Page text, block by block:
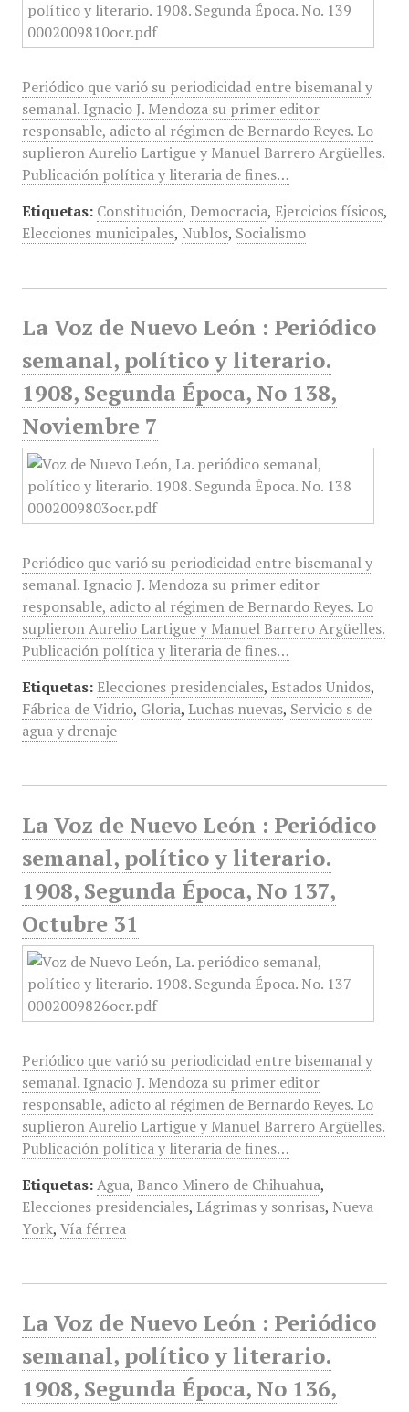
Periódico que varió su periodicidad entre bisemanal y
semanal. Ignacio J. Mendoza su primer editor
responsable, adicto al régimen de Bernardo Reyes. Lo
suplieron Aurelio Lartigue y Manuel Barrero Argüelles.
Publicación política y literaria de fines…
Etiquetas: Constitución, Democracia, Ejercicios físicos,
Elecciones municipales, Nublos, Socialismo
La Voz de Nuevo León : Periódico
semanal, político y literario.
1908, Segunda Época, No 138,
Noviembre 7
Periódico que varió su periodicidad entre bisemanal y
semanal. Ignacio J. Mendoza su primer editor
responsable, adicto al régimen de Bernardo Reyes. Lo
suplieron Aurelio Lartigue y Manuel Barrero Argüelles.
Publicación política y literaria de fines…
Etiquetas: Elecciones presidenciales, Estados Unidos,
Fábrica de Vidrio, Gloria, Luchas nuevas, Servicio s de
agua y drenaje
La Voz de Nuevo León : Periódico
semanal, político y literario.
1908, Segunda Época, No 137,
Octubre 31
Periódico que varió su periodicidad entre bisemanal y
semanal. Ignacio J. Mendoza su primer editor
responsable, adicto al régimen de Bernardo Reyes. Lo
suplieron Aurelio Lartigue y Manuel Barrero Argüelles.
Publicación política y literaria de fines…
Etiquetas: Agua, Banco Minero de Chihuahua,
Elecciones presidenciales, Lágrimas y sonrisas, Nueva
York, Vía férrea
La Voz de Nuevo León : Periódico
semanal, político y literario.
1908, Segunda Época, No 136,